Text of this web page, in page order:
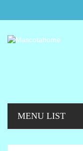
MENU LIST